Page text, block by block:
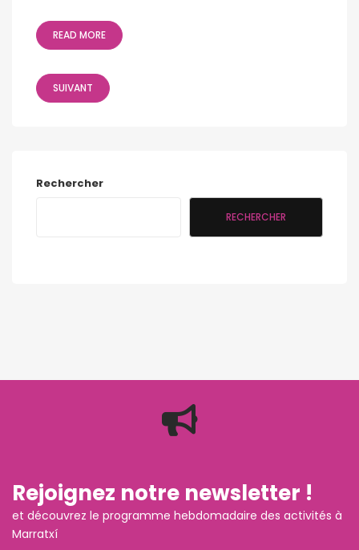
READ MORE
SUIVANT
Rechercher
RECHERCHER
Rejoignez notre newsletter !
et découvrez le programme hebdomadaire des activités à
Marratxí